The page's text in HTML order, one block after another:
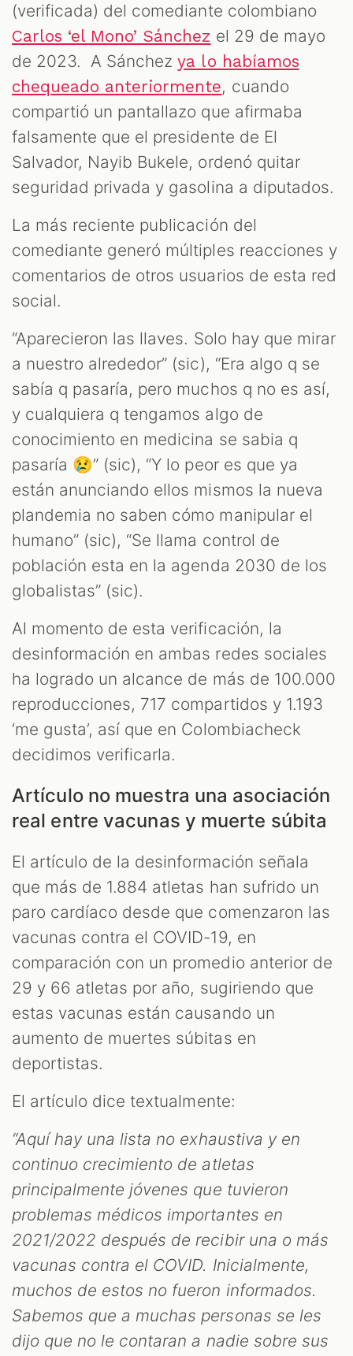
(verificada) del comediante colombiano
Carlos ‘el Mono’ Sánchez el 29 de mayo
de 2023. A Sánchezya lo habíamos
chequeado anteriormente, cuando
compartió un pantallazo que afirmaba
falsamente que el presidente de El
Salvador, Nayib Bukele, ordenó quitar
seguridad privada y gasolina a diputados.
La más reciente publicación del
comediante generó múltiples reacciones y
comentarios de otros usuarios de esta red
social.
“Aparecieron las llaves. Solo hay que mirar
a nuestro alrededor” (sic), “Era algo q se
sabía q pasaría, pero muchos q no es así,
y cualquiera q tengamos algo de
conocimiento en medicina se sabia q
pasaría 😢” (sic), “Y lo peor es que ya
están anunciando ellos mismos la nueva
plandemia no saben cómo manipular el
humano” (sic), “Se llama control de
población esta en la agenda 2030 de los
globalistas” (sic).
Al momento de esta verificación, la
desinformación en ambas redes sociales
ha logrado un alcance de más de 100.000
reproducciones, 717 compartidos y 1.193
‘me gusta’, así que en Colombiacheck
decidimos verificarla.
Artículo no muestra una asociación
real entre vacunas y muerte súbita
El artículo de la desinformación señala
que más de 1.884 atletas han sufrido un
paro cardíaco desde que comenzaron las
vacunas contra el COVID-19, en
comparación con un promedio anterior de
29 y 66 atletas por año, sugiriendo que
estas vacunas están causando un
aumento de muertes súbitas en
deportistas.
El artículo dice textualmente:
“Aquí hay una lista no exhaustiva y en
continuo crecimiento de atletas
principalmente jóvenes que tuvieron
problemas médicos importantes en
2021/2022 después de recibir una o más
vacunas contra el COVID. Inicialmente,
muchos de estos no fueron informados.
Sabemos que a muchas personas se les
dijo que no le contaran a nadie sobre sus